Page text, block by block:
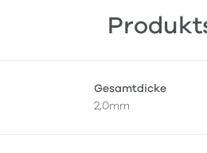
Gesamtdicke
2,0mm